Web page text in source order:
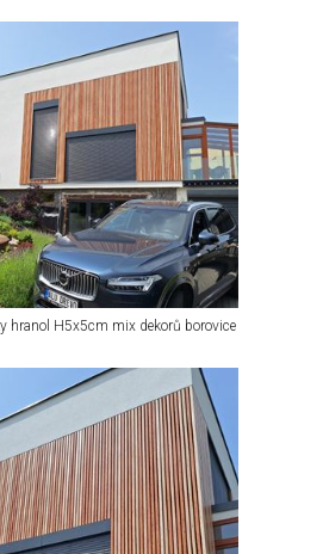
hranol H5x5cm mix dekorů borovice